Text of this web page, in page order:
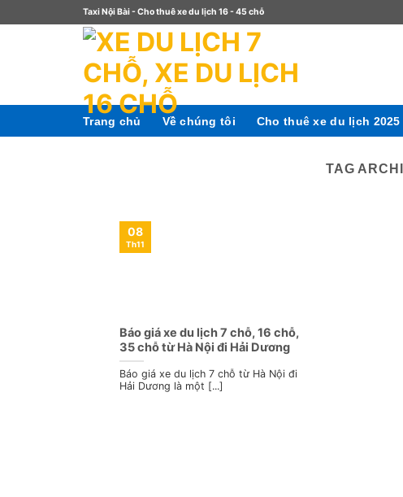
Taxi Nội Bài - Cho thuê xe du lịch 16 - 45 chỗ
Trang chủ Về chúng tôi Cho thuê xe du lịch 2025
TAG
Báo giá xe du lịch 7 chỗ, 16 chỗ,
35 chỗ từ Hà Nội đi Hải Dương
Báo giá xe du lịch 7 chỗ từ Hà Nội đi
Hải Dương là một [...]
08
Th11